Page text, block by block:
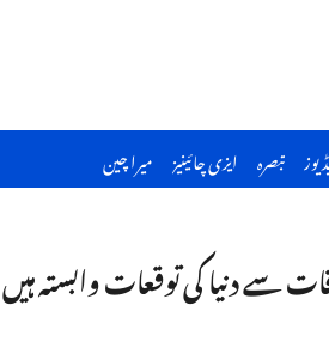
تبصرہ ایزی چائینیز میرا چین
سے دنیا کی توقعات وابستہ